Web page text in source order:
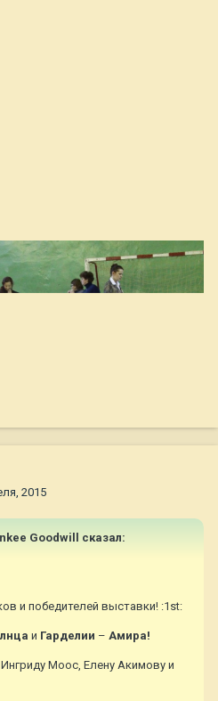
2015
Goodwill сказал:
и победителей выставки! :1st:
и Гарделии – Амира!
Моос, Елену Акимову и